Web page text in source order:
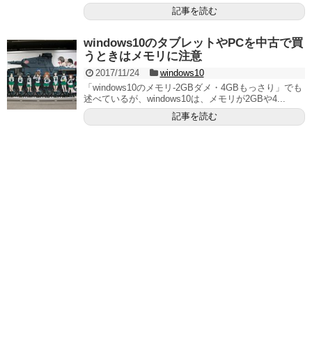
記事を読む
windows10のタブレットやPCを中古で買
うときはメモリに注意
2017/11/24
windows10
「windows10のメモリ‐2GBダメ・4GBもっさり」でも
述べているが、windows10は、メモリが2GBや4...
記事を読む